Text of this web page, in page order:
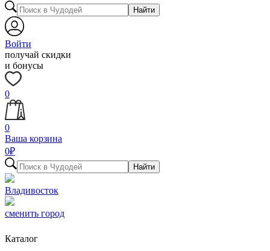
Найти
Войти
получай скидки
и бонусы
0
0
Ваша корзина
0₽
Найти
Владивосток
сменить город
Каталог